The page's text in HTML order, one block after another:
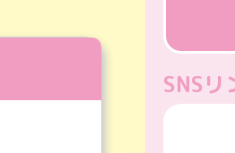
SNSリ